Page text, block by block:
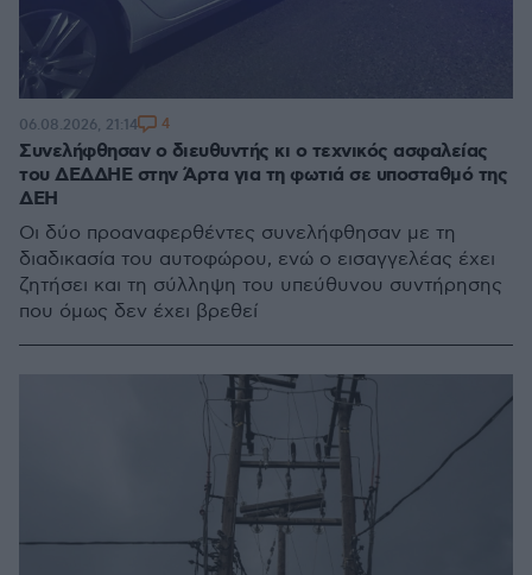
Συνελήφθησαν ο διευθυντής κι ο τεχνικός ασφαλείας
του ΔΕΔΔΗΕ στην Άρτα για τη φωτιά σε υποσταθμό της
ΔΕΗ
Οι δύο προαναφερθέντες συνελήφθησαν με τη
διαδικασία του αυτοφώρου, ενώ ο εισαγγελέας έχει
ζητήσει και τη σύλληψη του υπεύθυνου συντήρησης
που όμως δεν έχει βρεθεί
06.08.2026, 21:14 4